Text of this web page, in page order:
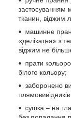
застосуванням
тканин, віджим
машинне
«делікатна» з
віджим не
прати
білого кольору;
заборонено
плямовивідників
сушка – на